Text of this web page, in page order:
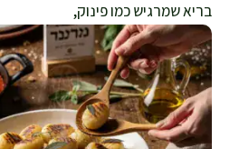
בריא שמרגיש כמו פינוק,